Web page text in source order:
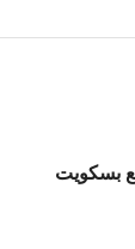
بسكويت